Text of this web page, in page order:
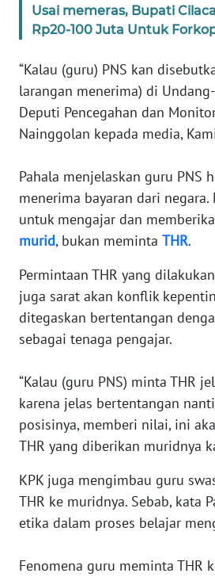
Usai memeras, Bupati
Rp20-100 Juta Untuk
“Kalau (guru) PNS kan
larangan menerima) di
Deputi Pencegahan dan
Nainggolan kepada media,
Pahala menjelaskan guru PNS
menerima bayaran dari
untuk mengajar dan
murid, bukan meminta THR.
Permintaan THR yang
juga sarat akan konflik
ditegaskan bertentangan
sebagai tenaga pengajar.
“Kalau (guru PNS) minta THR
karena jelas bertentangan
posisinya, memberi nilai, ini
THR yang diberikan muridnya
KPK juga mengimbau guru
THR ke muridnya. Sebab, kata
etika dalam proses belajar
Fenomena guru meminta THR
KONTAK
INFO
IKLAN
KAMI
MEDIA
SIBER
KARIR
Wahana
News
Regional
WN
SUMUT